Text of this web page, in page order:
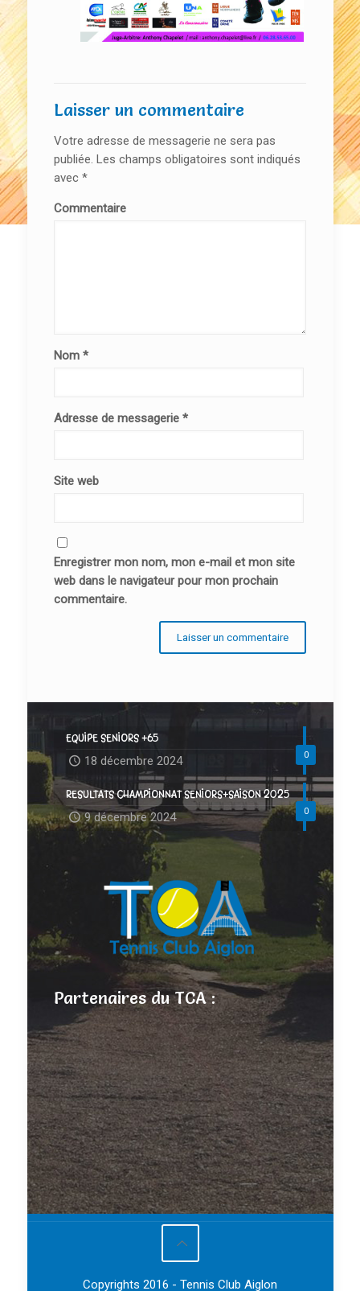
Laisser un commentaire
Votre adresse de messagerie ne sera pas
publiée. Les champs obligatoires sont indiqués
avec *
Commentaire
Nom *
Adresse de messagerie *
Site web
Enregistrer mon nom, mon e-mail et mon site
web dans le navigateur pour mon prochain
commentaire.
0
EQUIPE SENIORS +65
18 décembre 2024
0
RESULTATS CHAMPIONNAT SENIORS+SAISON 2025
9 décembre 2024
Partenaires du TCA :
Copyrights 2016 - Tennis Club Aiglon